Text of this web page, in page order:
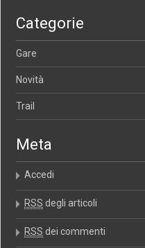
Categorie
Gare
Novità
Trail
Meta
Accedi
RSS degli articoli
RSS dei commenti